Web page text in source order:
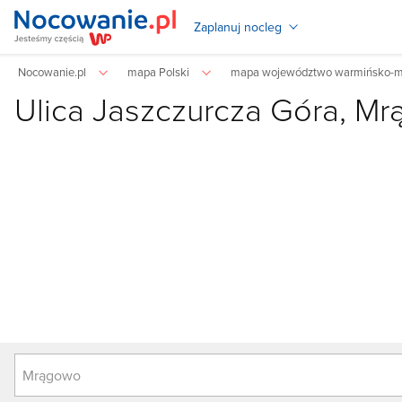
Zaplanuj nocleg
Nocowanie.pl mapa Polski mapa województwo warmińsko-
Ulica Jaszczurcza Góra,